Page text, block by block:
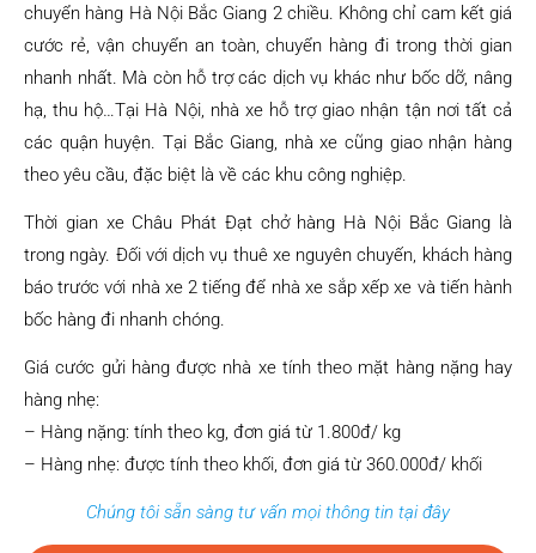
chuyển hàng Hà Nội Bắc Giang 2 chiều. Không chỉ cam kết giá
cước rẻ, vận chuyển an toàn, chuyển hàng đi trong thời gian
nhanh nhất. Mà còn hỗ trợ các dịch vụ khác như bốc dỡ, nâng
hạ, thu hộ…Tại Hà Nội, nhà xe hỗ trợ giao nhận tận nơi tất cả
các quận huyện. Tại Bắc Giang, nhà xe cũng giao nhận hàng
theo yêu cầu, đặc biệt là về các khu công nghiệp.
Thời gian xe Châu Phát Đạt chở hàng Hà Nội Bắc Giang là
trong ngày. Đối với dịch vụ thuê xe nguyên chuyến, khách hàng
báo trước với nhà xe 2 tiếng để nhà xe sắp xếp xe và tiến hành
bốc hàng đi nhanh chóng.
Giá cước gửi hàng được nhà xe tính theo mặt hàng nặng hay
hàng nhẹ:
– Hàng nặng: tính theo kg, đơn giá từ 1.800đ/ kg
– Hàng nhẹ: được tính theo khối, đơn giá từ 360.000đ/ khối
Chúng tôi sẵn sàng tư vấn mọi thông tin tại đây